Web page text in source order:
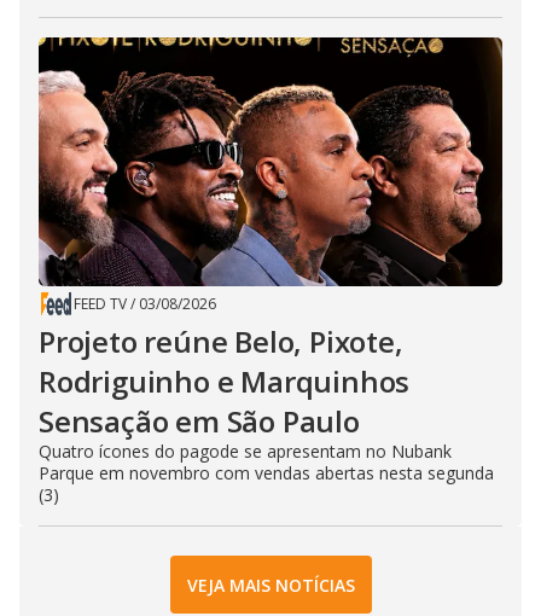
FEED TV/ 03/08/2026
Projeto reúne Belo, Pixote,
Rodriguinho e Marquinhos
Sensação em São Paulo
Quatro ícones do pagode se apresentam no Nubank
Parque em novembro com vendas abertas nesta segunda
(3)
VEJA MAIS NOTÍCIAS